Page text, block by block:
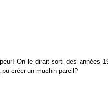
On le dirait sorti des années
créer un machin pareil?